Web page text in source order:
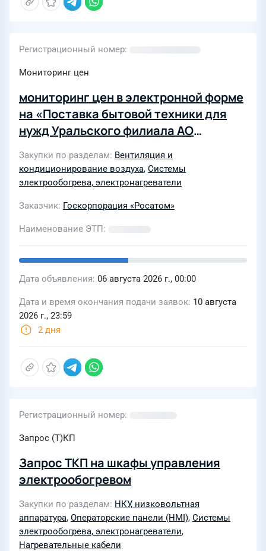
Регистрационный номер
Мониторинг цен
мониторинг цен в электронной форме
на «Поставка бытовой техники для
нужд Уральского филиала АО
Закупки по разделам Вентиляция и
кондиционирование воздуха, Системы
электрообогрева, электронагреватели
Заказчик Госкорпорация «Росатом»
Наименование ЭТП
Дата объявления 06 августа 2026 г., 00:00
Дата и время окончания подачи заявок 10 августа
2026 г., 23:59
2 дня
Регистрационный номер
Запрос (Т)КП
Запрос ТКП на шкафы управления
электрообогревом
Закупки по разделам НКУ, низковольтная
аппаратура, Операторские панели (HMI), Системы
электрообогрева, электронагреватели,
Нагревательные кабели